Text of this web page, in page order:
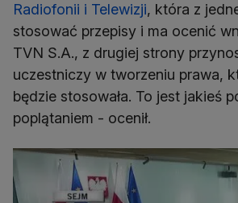
Radiofonii i Telewizji, która z
stosować przepisy i ma ocenić
TVN S.A., z drugiej strony
uczestniczy w tworzeniu prawa,
będzie stosowała. To jest jakieś
poplątaniem - ocenił.